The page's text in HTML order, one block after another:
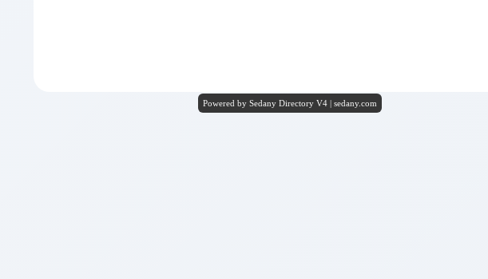
Powered by Sedany Directory V4 | sedany.com